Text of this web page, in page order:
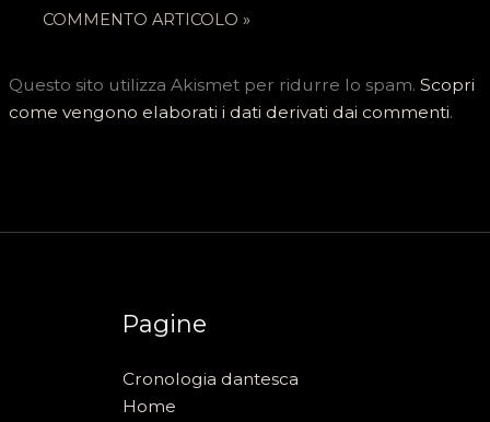
Questo sito utilizza Akismet per ridurre lo spam.Scopri
come vengono elaborati i dati derivati dai commenti.
Pagine
Cronologia dantesca
Home